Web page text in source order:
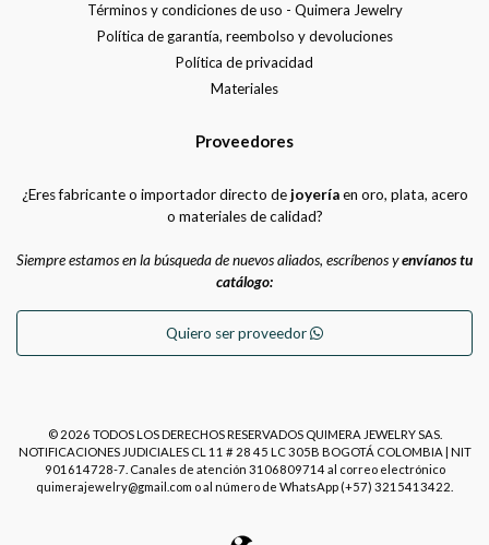
Términos y condiciones de uso - Quimera Jewelry
Política de garantía, reembolso y devoluciones
Política de privacidad
Materiales
Proveedores
¿Eres fabricante o importador directo dejoyeríaen oro, plata, acero
o materiales de calidad?
Siempre estamos en la búsqueda de nuevos aliados, escríbenos yenvíanos tu
catálogo:
Quiero ser proveedor
© 2026 TODOS LOS DERECHOS RESERVADOS QUIMERA JEWELRY SAS.
NOTIFICACIONES JUDICIALES CL 11 # 28 45 LC 305B BOGOTÁ COLOMBIA | NIT
901614728-7. Canales de atención 3106809714 al correo electrónico
quimerajewelry@gmail.com o al número de WhatsApp (+57) 3215413422.